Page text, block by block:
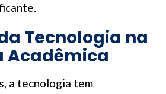
Tecnologia na
Acadêmica
a tecnologia tem